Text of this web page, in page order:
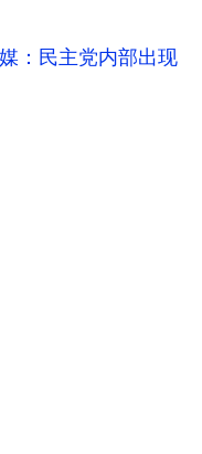
：民主党内部出现